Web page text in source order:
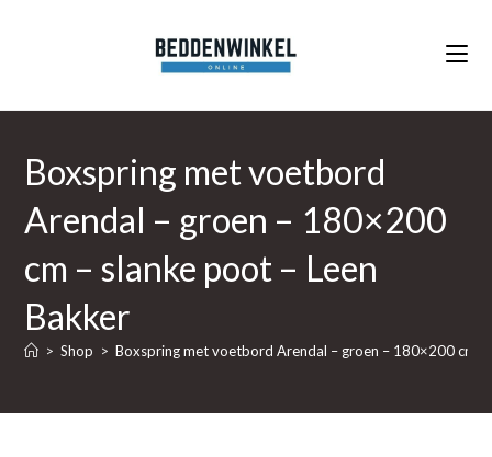
Boxspring met voetbord
Arendal – groen – 180×200
cm – slanke poot – Leen
Bakker
> Shop > Boxspring met voetbord Arendal – groen – 180×200 cm –